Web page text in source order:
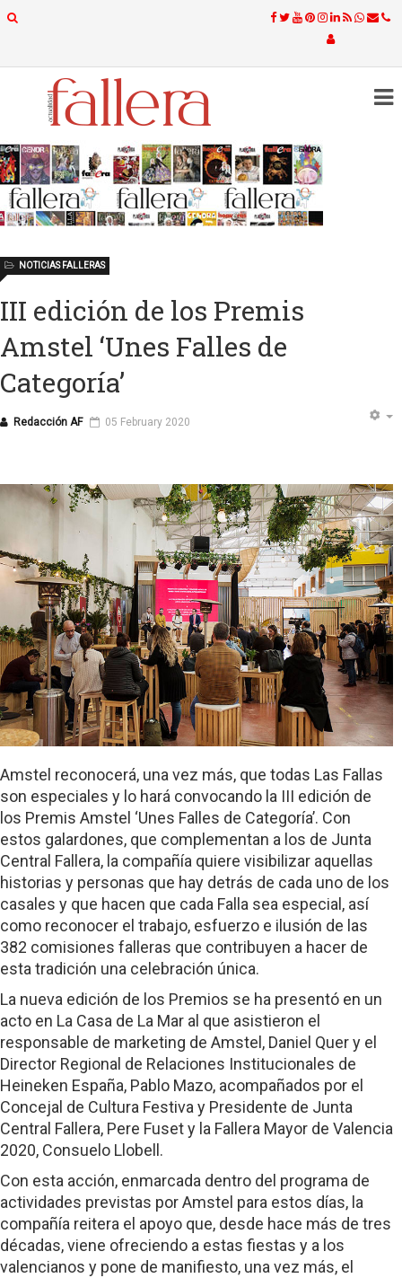
III edición de los Premis
Amstel ‘Unes Falles de
Categoría’
Redacción AF
NOTICIAS FALLERAS
05 February 2020
Amstel reconocerá, una vez más, que todas Las Fallas
son especiales y lo hará convocando la III edición de
los Premis Amstel ‘Unes Falles de Categoría’. Con
estos galardones, que complementan a los de Junta
Central Fallera, la compañía quiere visibilizar aquellas
historias y personas que hay detrás de cada uno de los
casales y que hacen que cada Falla sea especial, así
como reconocer el trabajo, esfuerzo e ilusión de las
382 comisiones falleras que contribuyen a hacer de
esta tradición una celebración única.
La nueva edición de los Premios se ha presentó en un
acto en La Casa de La Mar al que asistieron el
responsable de marketing de Amstel, Daniel Quer y el
Director Regional de Relaciones Institucionales de
Heineken España, Pablo Mazo, acompañados por el
Concejal de Cultura Festiva y Presidente de Junta
Central Fallera, Pere Fuset y la Fallera Mayor de Valencia
2020, Consuelo Llobell.
Con esta acción, enmarcada dentro del programa de
actividades previstas por Amstel para estos días, la
compañía reitera el apoyo que, desde hace más de tres
décadas, viene ofreciendo a estas fiestas y a los
valencianos y pone de manifiesto, una vez más, el